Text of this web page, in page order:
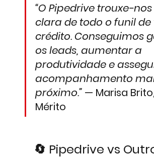
“O Pipedrive trouxe-
clara de todo o funil de
crédito. Conseguimos
os leads, aumentar a
produtividade e
acompanhamento
próximo.” — Marisa
Mérito
🔄 Pipedrive vs